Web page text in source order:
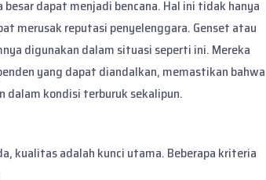
dapat menjadi bencana. Hal ini tidak hanya
merusak reputasi penyelenggara. Genset atau
digunakan dalam situasi seperti ini. Mereka
yang dapat diandalkan, memastikan bahwa
dalam kondisi terburuk sekalipun.
kualitas adalah kunci utama. Beberapa kriteria